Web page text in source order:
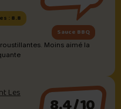
: 8.8
Sauce BBQ
Moins aimé la
Les